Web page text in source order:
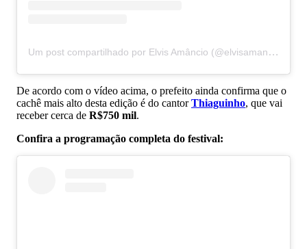
Um post compartilhado por Elvis Amâncio (@elvisamancioo)
De acordo com o vídeo acima, o prefeito ainda confirma que o
cachê mais alto desta edição é do cantorThiaguinho, que vai
receber cerca de R$750 mil.
Confira a programação completa do festival: